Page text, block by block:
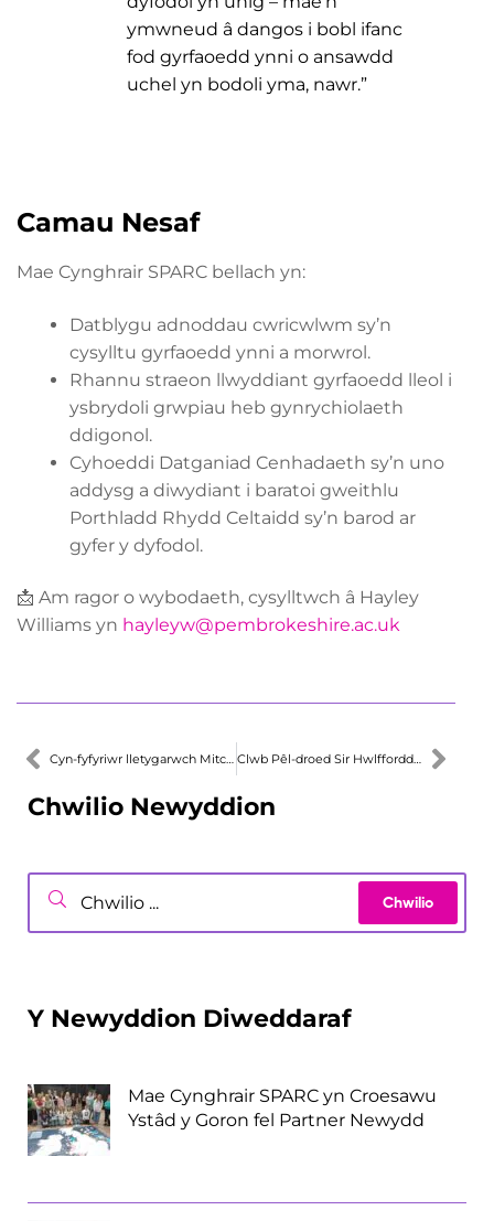
ymwneud â dangos i bobl ifanc
fod gyrfaoedd ynni o ansawdd
uchel yn bodoli yma, nawr.”
Camau Nesaf
Mae Cynghrair SPARC bellach yn:
Datblygu adnoddau cwricwlwm sy’n
cysylltu gyrfaoedd ynni a morwrol.
Rhannu straeon llwyddiant gyrfaoedd lleol i
ysbrydoli grwpiau heb gynrychiolaeth
ddigonol.
Cyhoeddi Datganiad Cenhadaeth sy’n uno
addysg a diwydiant i baratoi gweithlu
Porthladd Rhydd Celtaidd sy’n barod ar
gyfer y dyfodol.
📩 Am ragor o wybodaeth, cysylltwch â Hayley
Williams yn hayleyw@pembrokeshire.ac.uk
Cyn-fyfyriwr lletygarwch Mitchell yn Arwain Caffi Cymunedol sy’n cefnogi achos Lleol Clwb Pêl-droed Sir Hwlffordd a Choleg Sir Benfro yn Cydweithio
Chwilio Newyddion
Y Newyddion Diweddaraf
Mae Cynghrair SPARC yn Croesawu
Ystâd y Goron fel Partner Newydd